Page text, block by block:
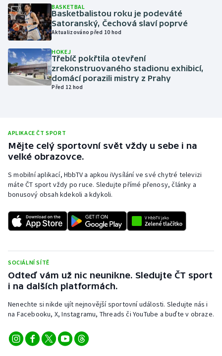
Motorsport
Olympijské hry
Parasport
Plavání
Rychlobruslení
Rychlostní kanoistika
Short track
Sportovní střelba
Triatlon
Veslování
Vodní slalom
Volejbal
BASKETBAL
Basketbalistou roku je podeváté
Satoranský, Čechová slaví poprvé
Aktualizováno před 10 hod
HOKEJ
Třebíč pokřtila otevření
zrekonstruovaného stadionu exhibicí,
domácí porazili mistry z Prahy
Před 12 hod
APLIKACE ČT SPORT
Mějte celý sportovní svět vždy u sebe i na
velké obrazovce.
S mobilní aplikací, HbbTV a apkou iVysílání ve své chytré televizi
máte ČT sport vždy po ruce. Sledujte přímé přenosy, články a
bonusový obsah kdekoli a kdykoli.
SOCIÁLNÍ SÍTĚ
Odteď vám už nic neunikne. Sledujte ČT sport
i na dalších platformách.
Nenechte si nikde ujít nejnovější sportovní události. Sledujte nás i
na Facebooku, X, Instagramu, Threads či YouTube a buďte v obraze.